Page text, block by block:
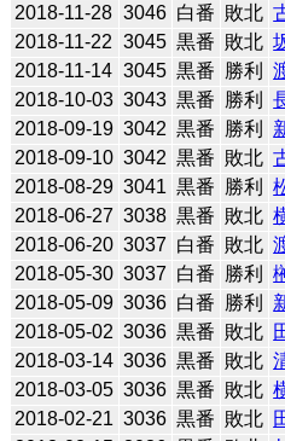
2018-11-28 3046 白番 敗北
2018-11-22 3045 黒番 敗北
2018-11-14 3045 黒番 勝利
2018-10-03 3043 黒番 勝利
2018-09-19 3042 黒番 勝利
2018-09-10 3042 黒番 敗北
2018-08-29 3041 黒番 勝利
2018-06-27 3038 黒番 敗北
2018-06-20 3037 白番 敗北
2018-05-30 3037 白番 勝利
2018-05-09 3036 白番 勝利
2018-05-02 3036 黒番 敗北
2018-03-14 3036 黒番 敗北
2018-03-05 3036 黒番 敗北
2018-02-21 3036 黒番 敗北